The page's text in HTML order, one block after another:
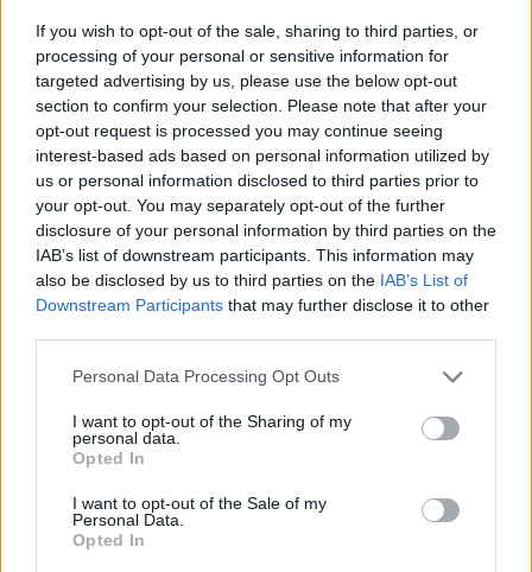
If you wish to opt-out of the sale, sharing to third parties, or
processing of your personal or sensitive information for
targeted advertising by us, please use the below opt-out
section to confirm your selection. Please note that after your
opt-out request is processed you may continue seeing
interest-based ads based on personal information utilized by
us or personal information disclosed to third parties prior to
your opt-out. You may separately opt-out of the further
disclosure of your personal information by third parties on the
IAB’s list of downstream participants. This information may
also be disclosed by us to third parties on the IAB’s List of
Downstream Participants that may further disclose it to other
Personal Data Processing Opt Outs
I want to opt-out of the Sharing of my
personal data.
Opted In
I want to opt-out of the Sale of my
Personal Data.
Opted In
Aktualijos
Eksperimentas Nidos
uoste: išbandomas būdas
sumažinti vandens
„žydėjimą“
Lietuva
Pirmoji atkurtos
nepriklausomos Lietuvos
premjerė atgulė amžinojo
poilsio (1)
Klaipėda
keltą bus atidaryta rudenį
Lietuva
Pinskų sodyboje nustatė
terasos